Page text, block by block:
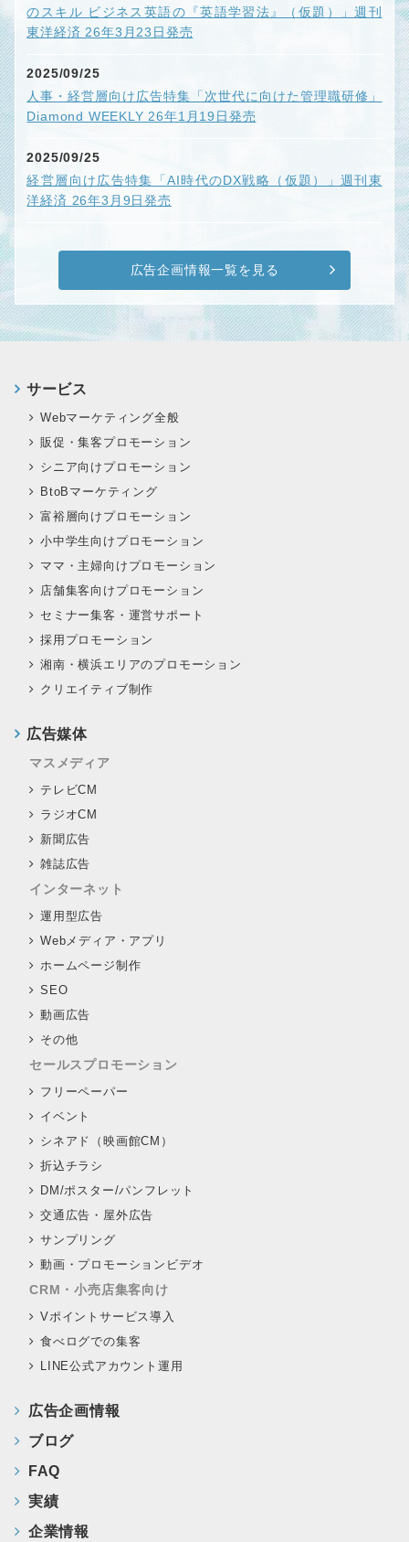
のスキル ビジネス英語の『英語学習法』（仮題）」週刊
東洋経済 26年3月23日発売
2025/09/25
人事・経営層向け広告特集「次世代に向けた管理職研修」
Diamond WEEKLY 26年1月19日発売
2025/09/25
経営層向け広告特集「AI時代のDX戦略（仮題）」週刊東
洋経済 26年3月9日発売
広告企画情報一覧を見る
サービス
Webマーケティング全般
販促・集客プロモーション
シニア向けプロモーション
BtoBマーケティング
富裕層向けプロモーション
小中学生向けプロモーション
ママ・主婦向けプロモーション
店舗集客向けプロモーション
セミナー集客・運営サポート
採用プロモーション
湘南・横浜エリアのプロモーション
クリエイティブ制作
広告媒体
マスメディア
テレビCM
ラジオCM
新聞広告
雑誌広告
インターネット
運用型広告
Webメディア・アプリ
ホームページ制作
SEO
動画広告
その他
セールスプロモーション
フリーペーパー
イベント
シネアド（映画館CM）
折込チラシ
DM/ポスター/パンフレット
交通広告・屋外広告
サンプリング
動画・プロモーションビデオ
CRM・小売店集客向け
Vポイントサービス導入
食べログでの集客
LINE公式アカウント運用
広告企画情報
ブログ
FAQ
実績
企業情報